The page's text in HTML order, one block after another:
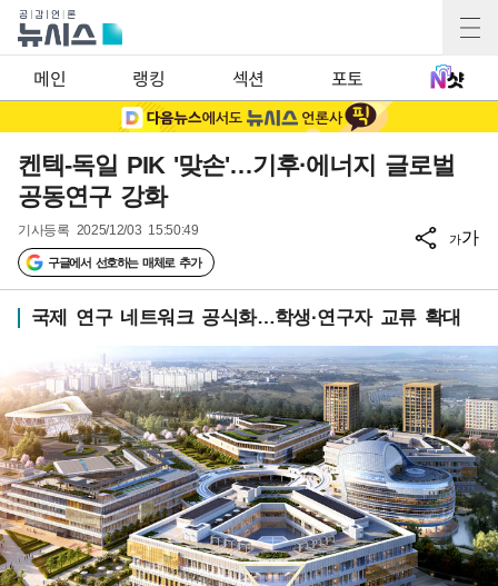
메인 랭킹 섹션 포토
켄텍-독일 PIK '맞손'…기후·에너지 글로벌
공동연구 강화
기사등록 2025/12/03 15:50:49
구글에서 선호하는 매체로 추가
가가
국제 연구 네트워크 공식화…학생·연구자 교류 확대